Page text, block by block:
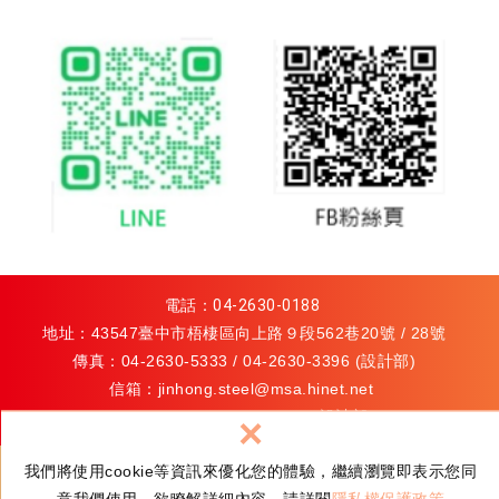
我們將使用cookie等資訊來優化您的體驗，繼續瀏覽即表示您同
×
電話： 04-2630-0188
地址：43547臺中市梧棲區向上路９段562巷20號 / 28號
傳真：04-2630-5333 / 04-2630-3396 (設計部)
信箱： jinhong.steel@msa.hinet.net
/jhlaser@ms82.hinet.net(設計部)
關鍵字導引：